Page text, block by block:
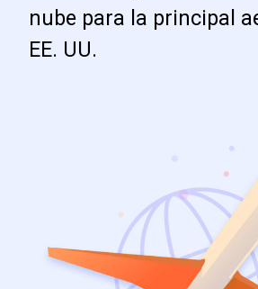
nube para la principal
EE. UU.